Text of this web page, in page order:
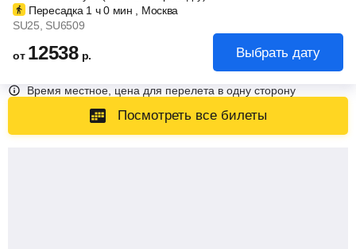
Пересадка 1 ч0 мин , Москва
SU25 , SU6509
от 12538 р. Выбрать дату
Время местное, цена для перелета в одну сторону
Посмотреть все билеты